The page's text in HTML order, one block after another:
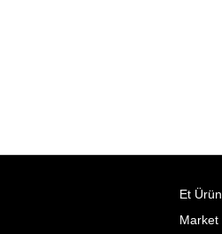
Et
Market